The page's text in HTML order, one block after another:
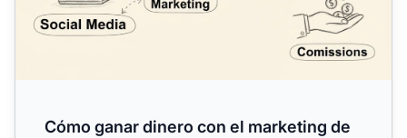
Cómo ganar dinero con el marketing de